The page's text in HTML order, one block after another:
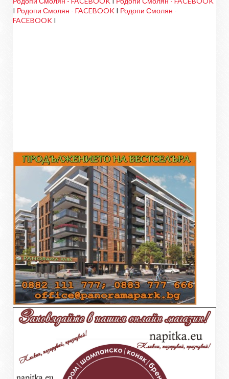
I Родопи Смолян - FACEBOOK I Родопи Смолян -
FACEBOOK I